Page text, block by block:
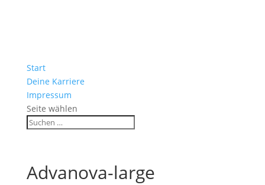
Start
Deine Karriere
Impressum
Seite wählen
Advanova-large